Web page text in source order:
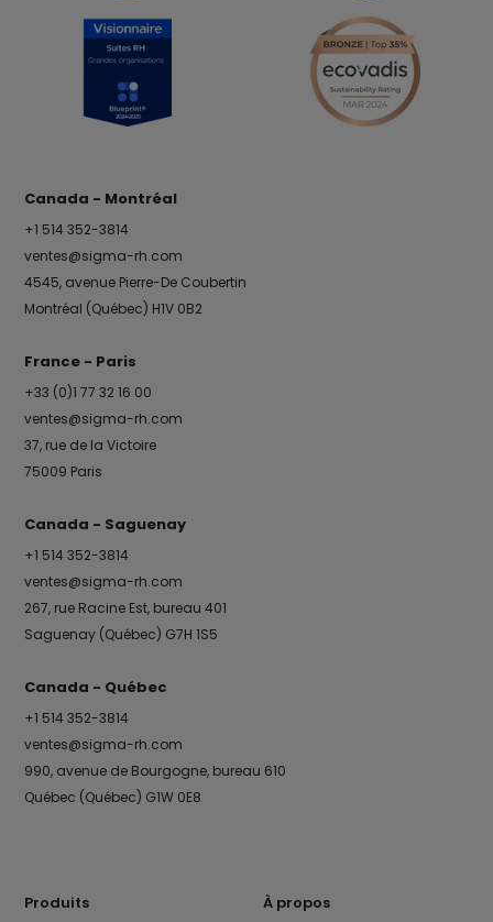
Canada - Montréal
+1 514 352-3814
ventes@sigma-rh.com
4545, avenue Pierre-De Coubertin
Montréal (Québec) H1V 0B2
France - Paris
+33 (0)1 77 32 16 00
ventes@sigma-rh.com
37, rue de la Victoire
75009 Paris
Canada - Saguenay
+1 514 352-3814
ventes@sigma-rh.com
267, rue Racine Est, bureau 401
Saguenay (Québec) G7H 1S5
Canada - Québec
+1 514 352-3814
ventes@sigma-rh.com
990, avenue de Bourgogne, bureau 610
Québec (Québec) G1W 0E8
Produits
À propos